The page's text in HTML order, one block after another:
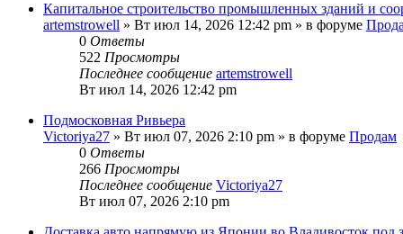
Капитальное строительство промышленных зданий и
artemstrowell » Вт июл 14, 2026 12:42 pm » в форуме
0 Ответы
522 Просмотры
Последнее сообщение artemstrowell
Вт июл 14, 2026 12:42 pm
Подмосковная Ривьера
Victoriya27 » Вт июл 07, 2026 2:10 pm » в форуме Продам
0 Ответы
266 Просмотры
Последнее сообщение Victoriya27
Вт июл 07, 2026 2:10 pm